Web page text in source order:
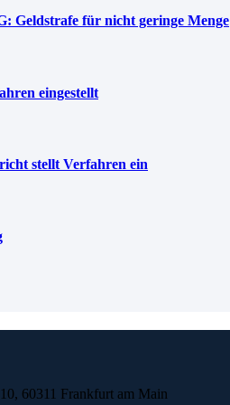
Geldstrafe für nicht geringe Menge
eingestellt
stellt Verfahren ein
10, 60311 Frankfurt am Main